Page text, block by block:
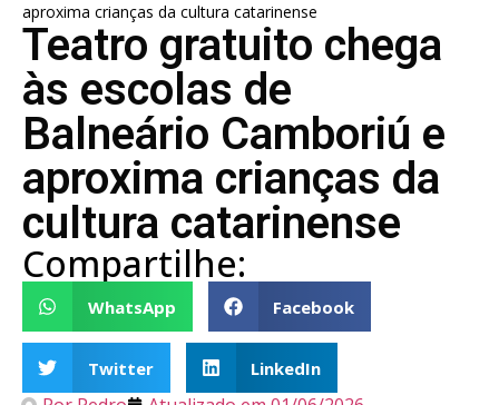
aproxima crianças da cultura catarinense
Teatro gratuito chega
às escolas de
Balneário Camboriú e
aproxima crianças da
cultura catarinense
Compartilhe:
WhatsApp Facebook
Twitter LinkedIn